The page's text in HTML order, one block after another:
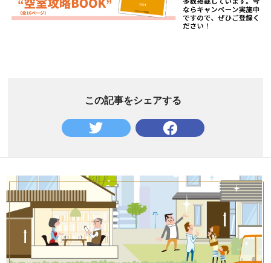
この記事をシェアする